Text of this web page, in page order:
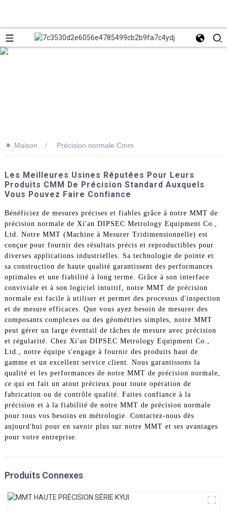
>> Maison Précision normale Cmm
Les Meilleures Usines Réputées Pour Leurs
Produits CMM De Précision Standard Auxquels
Vous Pouvez Faire Confiance
Bénéficiez de mesures précises et fiables grâce à notre MMT de
précision normale de Xi'an DIPSEC Metrology Equipment Co.,
Ltd. Notre MMT (Machine à Mesurer Tridimensionnelle) est
conçue pour fournir des résultats précis et reproductibles pour
diverses applications industrielles. Sa technologie de pointe et
sa construction de haute qualité garantissent des performances
optimales et une fiabilité à long terme. Grâce à son interface
conviviale et à son logiciel intuitif, notre MMT de précision
normale est facile à utiliser et permet des processus d'inspection
et de mesure efficaces. Que vous ayez besoin de mesurer des
composants complexes ou des géométries simples, notre MMT
peut gérer un large éventail de tâches de mesure avec précision
et régularité. Chez Xi'an DIPSEC Metrology Equipment Co.,
Ltd., notre équipe s'engage à fournir des produits haut de
gamme et un excellent service client. Nous garantissons la
qualité et les performances de notre MMT de précision normale,
ce qui en fait un atout précieux pour toute opération de
fabrication ou de contrôle qualité. Faites confiance à la
précision et à la fiabilité de notre MMT de précision normale
pour tous vos besoins en métrologie. Contactez-nous dès
aujourd'hui pour en savoir plus sur notre MMT et ses avantages
pour votre entreprise.
Produits Connexes